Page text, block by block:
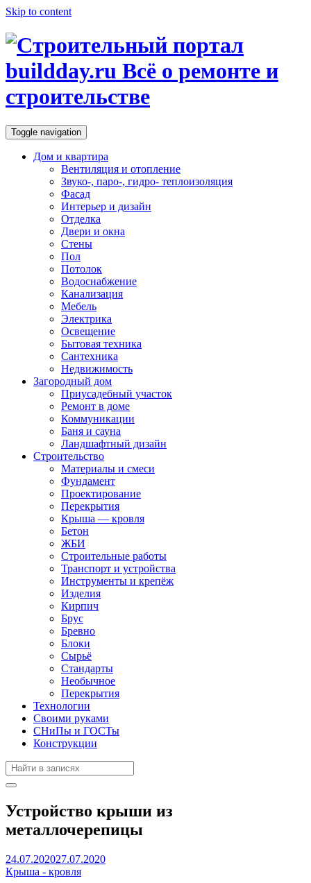
Skip to content
Toggle navigation
Дом и квартира
Вентиляция и отопление
Звуко-, паро-, гидро- теплоизоляция
Фасад
Интерьер и дизайн
Отделка
Двери и окна
Стены
Пол
Потолок
Водоснабжение
Канализация
Мебель
Электрика
Освещение
Бытовая техника
Сантехника
Недвижимость
Загородный дом
Приусадебный участок
Ремонт в доме
Коммуникации
Баня и сауна
Ландшафтный дизайн
Строительство
Материалы и смеси
Фундамент
Проектирование
Перекрытия
Крыша — кровля
Бетон
ЖБИ
Строительные работы
Транспорт и устройства
Инструменты и крепёж
Изделия
Кирпич
Брус
Бревно
Блоки
Сырьё
Стандарты
Необычное
Перекрытия
Технологии
Своими руками
СНиПы и ГОСТы
Конструкции
Устройство крыши из
металлочерепицы
24.07.202027.07.2020
Крыша - кровля